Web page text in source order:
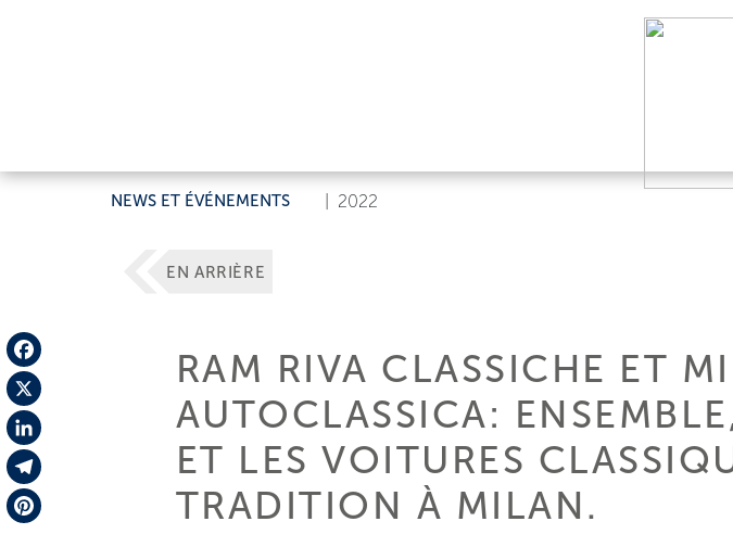
NEWS ET ÉVÉNEMENTS 2022
Facebook
X
LinkedIn
Telegram
EN ARRIÈRE
RAM RIVA CLASSICHE ET
AUTOCLASSICA:
ET LES VOITURES
TRADITION À MILAN.